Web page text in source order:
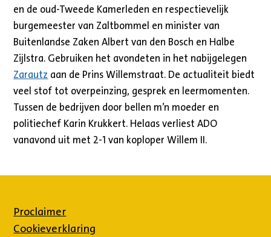
en de oud-Tweede Kamerleden en respectievelijk
burgemeester van Zaltbommel en minister van
Buitenlandse Zaken Albert van den Bosch en Halbe
Zijlstra. Gebruiken het avondeten in het nabijgelegen
Zarautz aan de Prins Willemstraat. De actualiteit biedt
veel stof tot overpeinzing, gesprek en leermomenten.
Tussen de bedrijven door bellen m’n moeder en
politiechef Karin Krukkert. Helaas verliest ADO
vanavond uit met 2-1 van koploper Willem II.
Proclaimer
Cookieverklaring